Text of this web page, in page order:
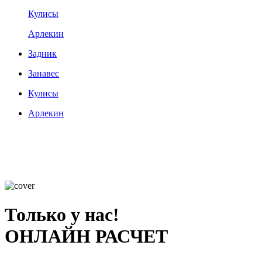
Кулисы
Арлекин
Задник
Занавес
Кулисы
Арлекин
Только у нас!
ОНЛАЙН РАСЧЕТ